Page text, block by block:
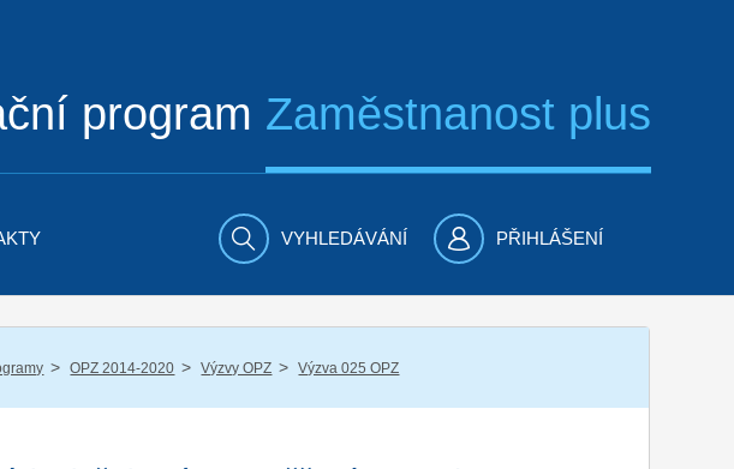
program Zaměstnanost plus
VYHLEDÁVÁNÍ PŘIHLÁŠENÍ
/ OPZ 2014-2020 / Výzvy OPZ / Výzva 025 OPZ